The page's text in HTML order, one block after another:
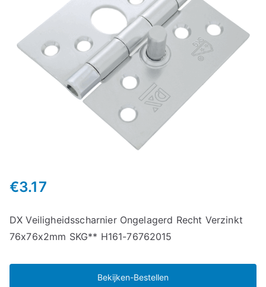
€3.17
DX Veiligheidsscharnier Ongelagerd Recht Verzinkt
76x76x2mm SKG** H161-76762015
Bekijken-Bestellen